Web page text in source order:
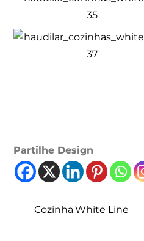
Partilhe Design
Cozinha White Line